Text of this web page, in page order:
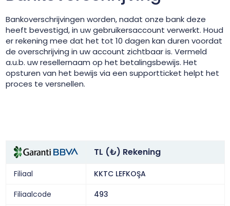
Bankoverschrijvingen worden, nadat onze bank deze
heeft bevestigd, in uw gebruikersaccount verwerkt. Houd
er rekening mee dat het tot 10 dagen kan duren voordat
de overschrijving in uw account zichtbaar is. Vermeld
a.u.b. uw resellernaam op het betalingsbewijs. Het
opsturen van het bewijs via een supportticket helpt het
proces te versnellen.
TL (₺) Rekening
Filiaal
KKTC LEFKOŞA
Filiaalcode
493